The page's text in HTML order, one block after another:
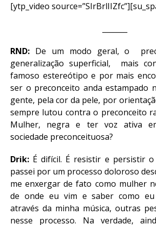
[ytp_video
RND: De um modo geral, o
generalização superficial, mais
famoso estereótipo e por mais
ser o preconceito anda estampado
gente, pela cor da pele, por
sempre lutou contra o preconceito
Mulher, negra e ter voz ativa
sociedade preconceituosa?
Drik: É difícil. É resistir e persistir
passei por um processo doloroso
me enxergar de fato como mulher
de onde eu vim e saber como
através da minha música, outras
nesse processo. Na verdade,